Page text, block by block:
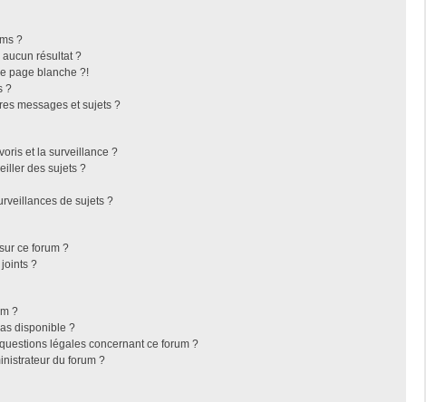
?
résultat ?
page blanche ?!
?
messages et sujets ?
et la surveillance ?
des sujets ?
de sujets ?
ce forum ?
?
?
disponible ?
légales concernant ce forum ?
du forum ?